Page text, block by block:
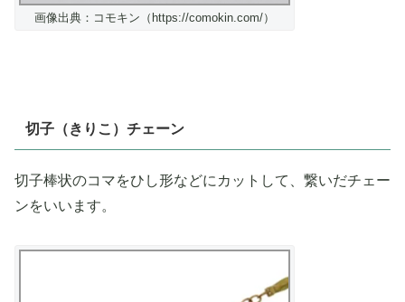
画像出典：コモキン（https://comokin.com/）
切子（きりこ）チェーン
切子棒状のコマをひし形などにカットして、繋いだチェー
ンをいいます。